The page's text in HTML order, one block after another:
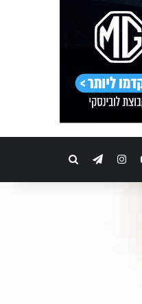
YouTube
Instagram
Telegram
חיפוש